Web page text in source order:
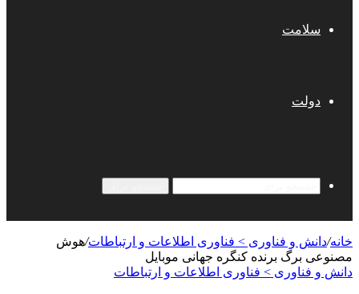
سلامت
دولت
خانه/دانش و فناوری > فناوری اطلاعات و ارتباطات/هوش
مصنوعی برگ برنده کنگره جهانی موبایل
دانش و فناوری > فناوری اطلاعات و ارتباطات